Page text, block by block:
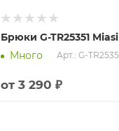
Брюки G-TR25351
Много
Арт.: G-
от 3 290 ₽